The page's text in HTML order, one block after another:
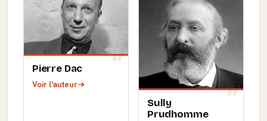
Pierre Dac
Voir l'auteur
Sully
Prudhomme